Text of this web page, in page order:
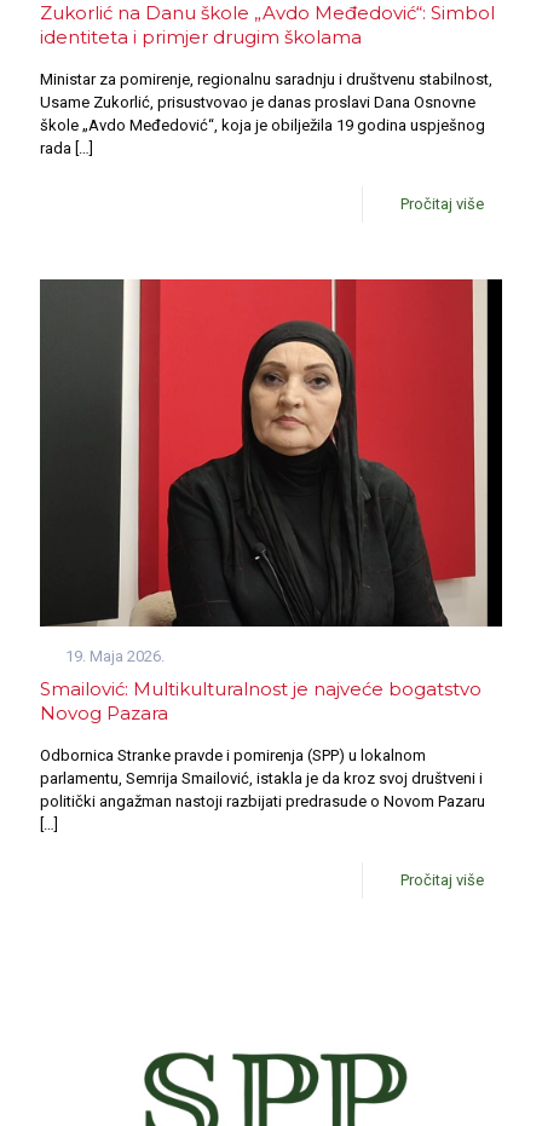
Zukorlić na Danu škole „Avdo Međedović“: Simbol
identiteta i primjer drugim školama
Ministar za pomirenje, regionalnu saradnju i društvenu stabilnost,
Usame Zukorlić, prisustvovao je danas proslavi Dana Osnovne
škole „Avdo Međedović“, koja je obilježila 19 godina uspješnog
rada […]
Pročitaj više
19. Maja 2026.
Smailović: Multikulturalnost je najveće bogatstvo
Novog Pazara
Odbornica Stranke pravde i pomirenja (SPP) u lokalnom
parlamentu, Semrija Smailović, istakla je da kroz svoj društveni i
politički angažman nastoji razbijati predrasude o Novom Pazaru
[…]
Pročitaj više